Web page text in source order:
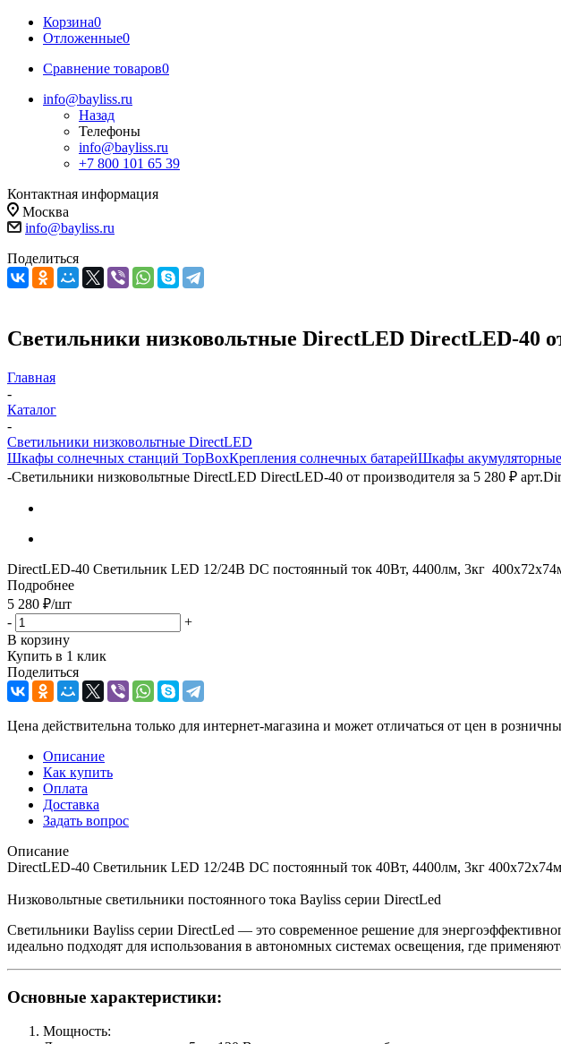
Корзина0
Отложенные0
Сравнение товаров0
info@bayliss.ru
Назад
Телефоны
info@bayliss.ru
+7 800 101 65 39
Контактная информация
Москва
info@bayliss.ru
Поделиться
Светильники низковольтные DirectLED DirectLED-40
Главная
-
Каталог
-
Светильники низковольтные DirectLED
Шкафы солнечных станций TopBoxКрепления солнечных батарейШкафы акумуляторные
-Светильники низковольтные DirectLED DirectLED-40 от производителя за 5 280 ₽
DirectLED-40 Cветильник LED 12/24В DC постоянный ток 40Вт, 4400лм, 3кг
Подробнее
5 280 ₽/шт
-
+
В корзину
Купить в 1 клик
Поделиться
Цена действительна только для интернет-магазина и может отличаться от цен в
Описание
Как купить
Оплата
Доставка
Задать вопрос
Описание
DirectLED-40 Cветильник LED 12/24В DC постоянный ток 40Вт, 4400лм, 3кг
Низковольтные светильники постоянного тока Bayliss серии DirectLed
Светильники Bayliss серии DirectLed — это современное решение для
идеально подходят для использования в автономных системах освещения, где
Основные характеристики:
Мощность: